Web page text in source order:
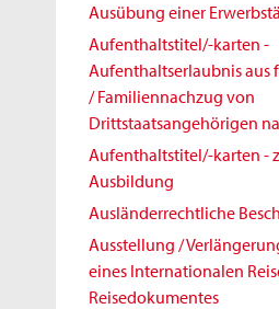
Ausübung einer
Aufenthaltstitel/-karten -
Aufenthaltserlaubnis aus
/ Familiennachzug von
Drittstaatsangehörigen
Aufenthaltstitel/-karten -
Ausbildung
Ausländerrechtliche
Ausstellung /
eines Internationalen
Reisedokumentes